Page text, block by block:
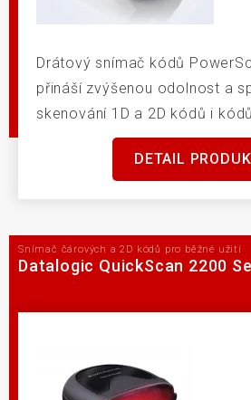
Drátový snímač kódů
přináší zvýšenou odolnost a
skenování 1D a 2D kódů i
DETAIL
Snímač čárových a 2D kódů pro běžné užití
Datalogic QuickScan 2200